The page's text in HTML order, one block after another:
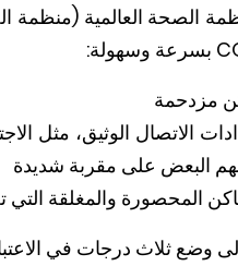
الصحة العالمية (منظمة
مزدحمة
الاتصال الوثيق، مثل
البعض على مقربة شديدة
المحصورة والمغلقة التي
وضع ثلاث درجات في